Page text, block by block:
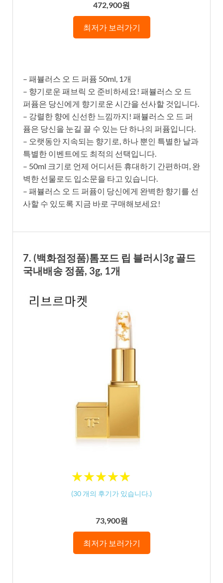
472,900원
최저가 보러가기
– 패뷸러스 오 드 퍼퓸 50ml, 1개
– 향기로운 패브릭 오 준비하세요! 패뷸러스 오 드
퍼퓸은 당신에게 향기로운 시간을 선사할 것입니다.
– 강렬한 향에 신선한 느낌까지! 패뷸러스 오 드 퍼
퓸은 당신을 눈길 끌 수 있는 단 하나의 퍼퓸입니다.
– 오랫동안 지속되는 향기로, 하나 뿐인 특별한 날과
특별한 이벤트에도 최적의 선택입니다.
– 50ml 크기로 언제 어디서든 휴대하기 간편하며, 완
벽한 선물로도 입소문을 타고 있습니다.
– 패뷸러스 오 드 퍼퓸이 당신에게 완벽한 향기를 선
사할 수 있도록 지금 바로 구매해보세요!
7. (백화점정품)톰포드 립 블러시3g 골드
국내배송 정품, 3g, 1개
★★★★★
★★★★★
(30 개의 후기가 있습니다.)
73,900원
최저가 보러가기